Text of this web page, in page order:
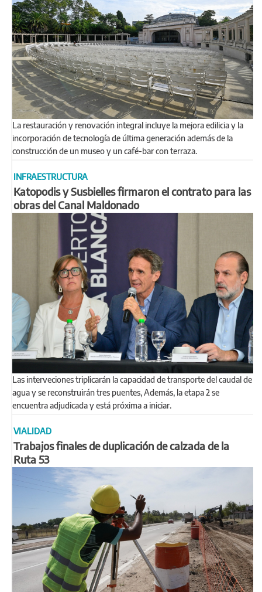
La restauración y renovación integral incluye la mejora edilicia y la
incorporación de tecnología de última generación además de la
construcción de un museo y un café-bar con terraza.
INFRAESTRUCTURA
Katopodis y Susbielles firmaron el contrato para las
obras del Canal Maldonado
Las interveciones triplicarán la capacidad de transporte del caudal de
agua y se reconstruirán tres puentes, Además, la etapa 2 se
encuentra adjudicada y está próxima a iniciar.
VIALIDAD
Trabajos finales de duplicación de calzada de la
Ruta 53